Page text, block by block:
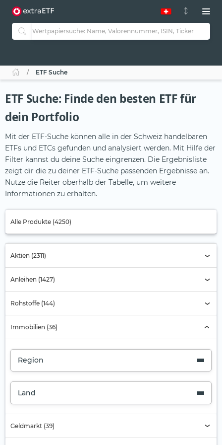
ETF Suche
ETF Suche: Finde den besten ETF für
dein Portfolio
Mit der ETF-Suche können alle in der Schweiz handelbaren
ETFs und ETCs gefunden und analysiert werden. Mit Hilfe der
Filter kannst du deine Suche eingrenzen. Die Ergebnisliste
zeigt dir die zu deiner ETF-Suche passenden Ergebnisse an.
Nutze die Reiter oberhalb der Tabelle, um weitere
Informationen zu erhalten.
Alle Produkte (4250)
Aktien (2311)
Anleihen (1427)
Rohstoffe (144)
Immobilien (36)
Region
Land
Geldmarkt (39)